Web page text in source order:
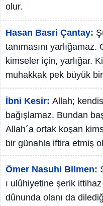
olur.
Hasan Basri Çantay:
tanımasını
kimseler için, yarlığar.
muhakkak pek büyük
İbni Kesir: Allah;
bağışlamaz. Bundan
Allah´a ortak koşan
bir günahla iftira etmiş
Ömer Nasuhi Bilmen:
ı ulûhiyetine şerik
dûnunda olanı da